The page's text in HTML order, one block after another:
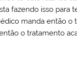
fazendo isso para
manda então o
o tratamento